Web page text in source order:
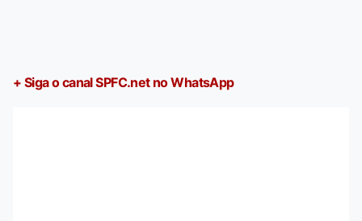
+ Siga o canal SPFC.net no WhatsApp